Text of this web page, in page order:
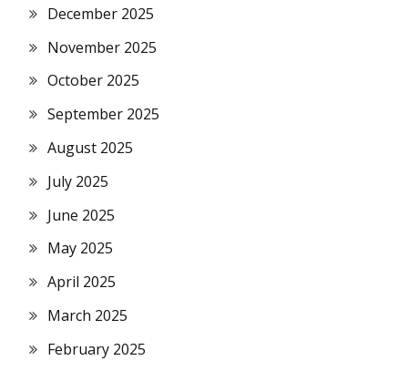
December 2025
November 2025
October 2025
September 2025
August 2025
July 2025
June 2025
May 2025
April 2025
March 2025
February 2025